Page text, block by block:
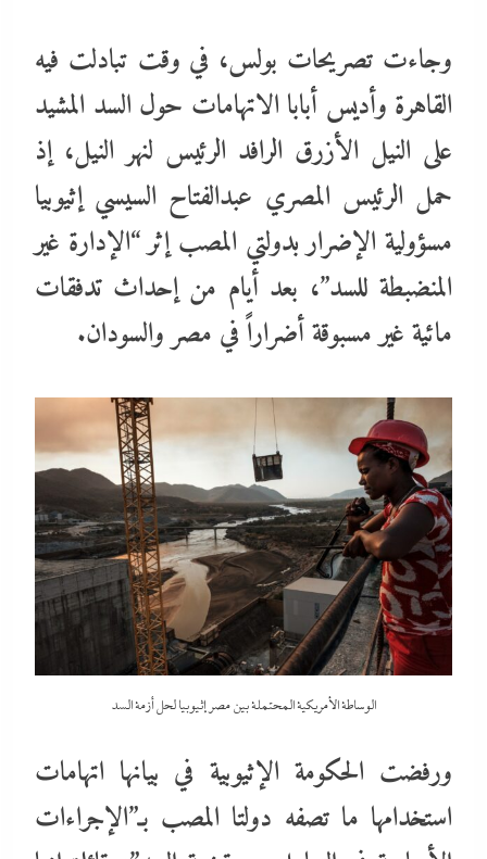
وجاءت تصريحات بولس، في وقت تبادلت فيه
القاهرة وأديس أبابا الاتهامات حول السد المشيد
على النيل الأزرق الرافد الرئيس لنهر النيل، إذ
حمل الرئيس المصري عبدالفتاح السيسي إثيوبيا
مسؤولية الإضرار بدولتي المصب إثر “الإدارة غير
المنضبطة للسد”، بعد أيام من إحداث تدفقات
مائية غير مسبوقة أضراراً في مصر والسودان.
الوساطة الأمريكية المحتملة بين مصر إثيوبيا لحل أزمة السد
ورفضت الحكومة الإثيوبية في بيانها اتهامات
استخدامها ما تصفه دولتا المصب بـ”الإجراءات